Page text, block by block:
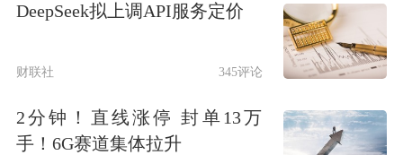
科威特军方6日发表声明说，科威特防
空部队正在应对“敌方”导弹和无人机攻
击。如听到爆炸声，系科威特防空系统
拦截攻击所致。
DeepSeek拟上调API服务定价
财联社 345评论
2分钟！直线涨停 封单13万
手！6G赛道集体拉升